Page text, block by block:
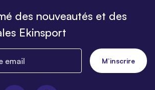
des nouveautés et des
Ekinsport
M’inscrire